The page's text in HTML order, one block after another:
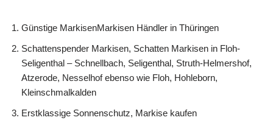
Günstige MarkisenMarkisen Händler in Thüringen
Schattenspender Markisen, Schatten Markisen in Floh-
Seligenthal – Schnellbach, Seligenthal, Struth-Helmershof,
Atzerode, Nesselhof ebenso wie Floh, Hohleborn,
Kleinschmalkalden
Erstklassige Sonnenschutz, Markise kaufen